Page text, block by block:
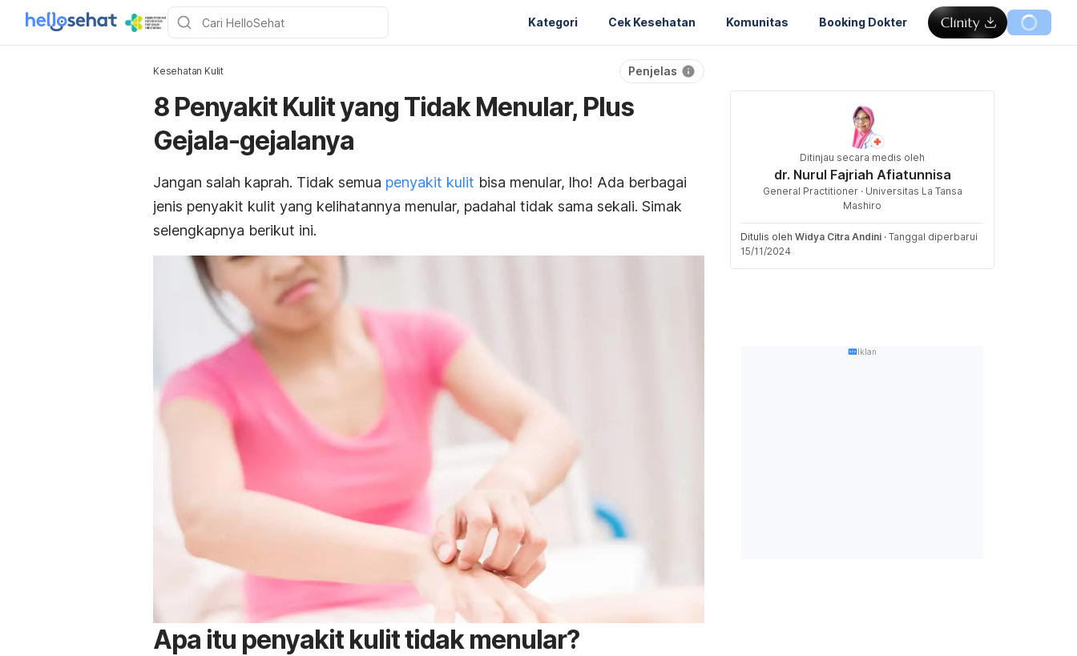
Kategori Cek Kesehatan Komunitas Booking Dokter
Kesehatan Kulit Penjelas
8 Penyakit Kulit yang Tidak Menular, Plus
Gejala-gejalanya
Jangan salah kaprah. Tidak semua penyakit kulit bisa menular, lho! Ada berbagai
jenis penyakit kulit yang kelihatannya menular, padahal tidak sama sekali. Simak
selengkapnya berikut ini.
Apa itu penyakit kulit tidak menular?
Ditinjau secara medis oleh
dr. Nurul Fajriah Afiatunnisa
General Practitioner · Universitas La Tansa
Mashiro
Ditulis oleh Widya Citra Andini · Tanggal diperbarui
15/11/2024
Iklan